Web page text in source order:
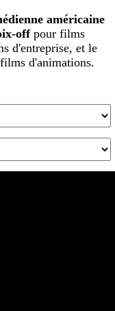
américaine
offpour films
d'entreprise, et le
d'animations.